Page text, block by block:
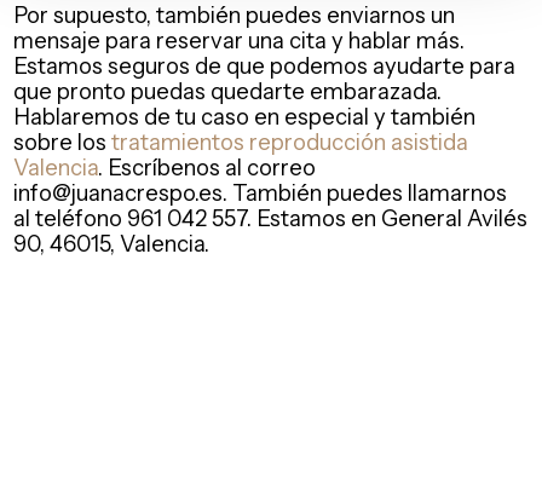
Por supuesto, también puedes enviarnos un
mensaje para reservar una cita y hablar más.
Estamos seguros de que podemos ayudarte para
que pronto puedas quedarte embarazada.
Hablaremos de tu caso en especial y también
sobre lostratamientos reproducción asistida
Valencia. Escríbenos al correo
info@juanacrespo.es. También puedes llamarnos
al teléfono 961 042 557. Estamos en General Avilés
90, 46015, Valencia.